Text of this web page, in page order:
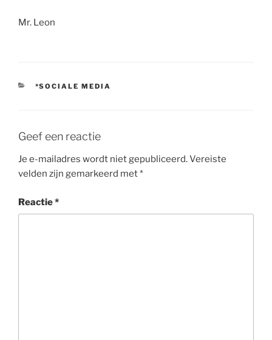
Mr. Leon
CATEGORIEËN
*SOCIALE MEDIA
Geef een reactie
Je e-mailadres wordt niet gepubliceerd.Vereiste
velden zijn gemarkeerd met*
Reactie*